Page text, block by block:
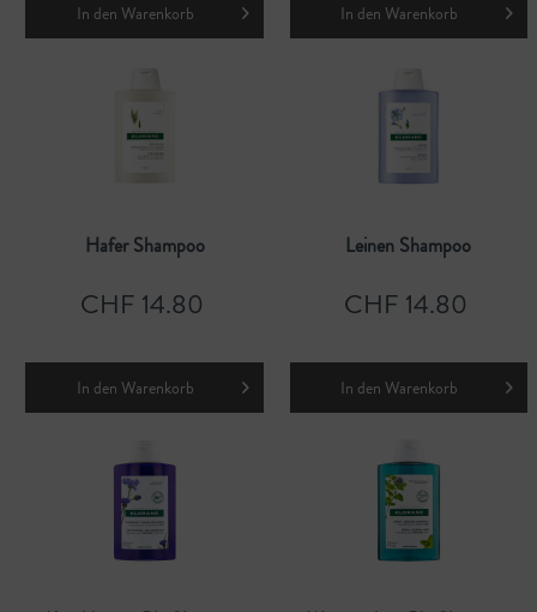
In den Warenkorb In den Warenkorb
Hafer Shampoo
CHF 14.80
In den Warenkorb
Leinen Shampoo
CHF 14.80
In den Warenkorb